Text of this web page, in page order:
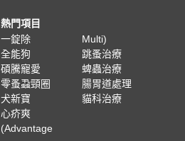
熱門項目
一錠除
全能狗
碩騰寵愛
零蚤蝨頸圈
犬新寶
心疥爽
(Advantage
Multi)
跳蚤治療
蜱蟲治療
腸胃道處理
貓科治療